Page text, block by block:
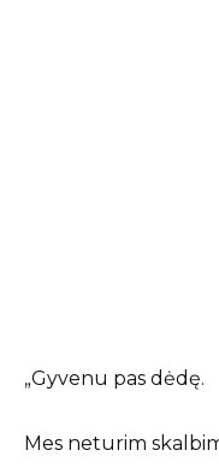
„Gyvenu pas dėdę.
Mes neturim